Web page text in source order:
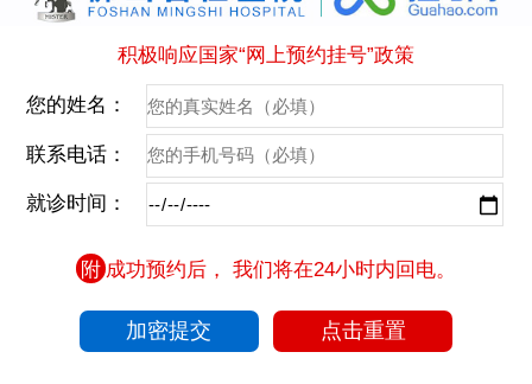
积极响应国家“网上预约挂号”政策
您的姓名：
联系电话：
就诊时间：
附 成功预约后， 我们将在24小时内回电。